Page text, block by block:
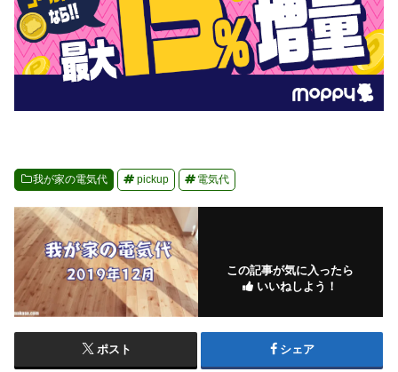
我が家の電気代 pickup 電気代
この記事が気に入ったら
いいねしよう！
ポスト シェア